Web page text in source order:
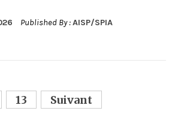
Published By :AISP/SPIA
13 Suivant